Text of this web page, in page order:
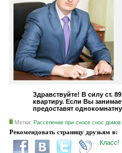
Здравствуйте! В силу ст.
квартиру. Если Вы
предоставят
Метки: Расселение при сносе снос домов
Рекомендовать страницу друзьям в:
Класс!